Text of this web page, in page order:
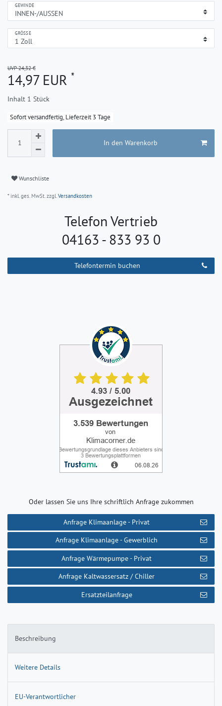
GEWINDE
GRÖSSE
UVP 24,32 €
14,97 EUR *
Inhalt 1 Stück
Sofort versandfertig, Lieferzeit 3 Tage
In den Warenkorb
Wunschliste
* inkl. ges. MwSt. zzgl. Versandkosten
Beschreibung
Weitere Details
EU-Verantwortlicher
Telefon Vertrieb
04163 - 833 93 0
Telefontermin buchen
Oder lassen Sie uns Ihre schriftlich Anfrage zukommen
Anfrage Klimaanlage - Privat
Anfrage Klimaanlage - Gewerblich
Anfrage Wärmepumpe - Privat
Anfrage Kaltwassersatz / Chiller
Ersatzteilanfrage